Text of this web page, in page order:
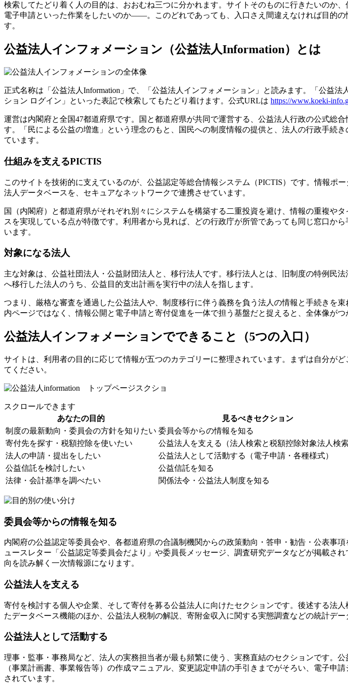
検索してたどり着く人の目的は、おおむね三つに分かれます。サイトそのものに行きたいのか
電子申請といった作業をしたいのか——。このどれであっても、入口さえ間違えなければ目的の
す。
公益法人インフォメーション（公益法人Information）とは
正式名称は「公益法人Information」で、「公益法人インフォメーション」と読みます。「公益法
ション ログイン」といった表記で検索してもたどり着けます。公式URLは https://www.koeki-
運営は内閣府と全国47都道府県です。国と都道府県が共同で運営する、公益法人行政の公式総
す。「民による公益の増進」という理念のもと、国民への制度情報の提供と、法人の行政手続
ています。
仕組みを支えるPICTIS
このサイトを技術的に支えているのが、公益認定等総合情報システム（PICTIS）です。情報ポ
法人データベースを、セキュアなネットワークで連携させています。
国（内閣府）と都道府県がそれぞれ別々にシステムを構築する二重投資を避け、情報の重複や
スを実現している点が特徴です。利用者から見れば、どの行政庁が所管であっても同じ窓口か
います。
対象になる法人
主な対象は、公益社団法人・公益財団法人と、移行法人です。移行法人とは、旧制度の特例民
へ移行した法人のうち、公益目的支出計画を実行中の法人を指します。
つまり、厳格な審査を通過した公益法人や、制度移行に伴う義務を負う法人の情報と手続きを
内ページではなく、情報公開と電子申請と寄付促進を一体で担う基盤だと捉えると、全体像がつ
公益法人インフォメーションでできること（5つの入口）
サイトは、利用者の目的に応じて情報が五つのカテゴリーに整理されています。まずは自分が
てください。
スクロールできます
あなたの目的
見るべきセクション
制度の最新動向・委員会の方針を知りたい 委員会等からの情報を知る
寄付先を探す・税額控除を使いたい
公益法人を支える（法人検索と税額控除対象法人検索
法人の申請・提出をしたい
公益法人として活動する（電子申請・各種様式）
公益信託を検討したい
公益信託を知る
法律・会計基準を調べたい
関係法令・公益法人制度を知る
委員会等からの情報を知る
内閣府の公益認定等委員会や、各都道府県の合議制機関からの政策動向・答申・勧告・公表事
ュースレター「公益認定等委員会だより」や委員長メッセージ、調査研究データなどが掲載さ
向を読み解く一次情報源になります。
公益法人を支える
寄付を検討する個人や企業、そして寄付を募る公益法人に向けたセクションです。後述する法
たデータベース機能のほか、公益法人税制の解説、寄附金収入に関する実態調査などの統計デー
公益法人として活動する
理事・監事・事務局など、法人の実務担当者が最も頻繁に使う、実務直結のセクションです。
（事業計画書、事業報告等）の作成マニュアル、変更認定申請の手引きまでがそろい、電子申
されています。